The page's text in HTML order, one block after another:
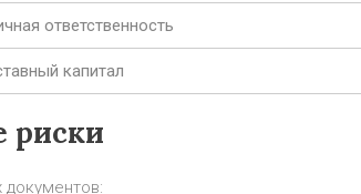
ответственность
капитал
риски
документов: